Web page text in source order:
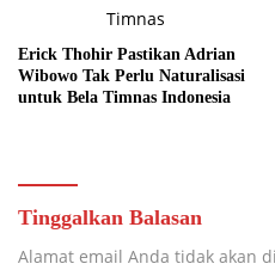
Erick Thohir Pastikan Adrian
Wibowo Tak Perlu Naturalisasi
untuk Bela Timnas Indonesia
Tinggalkan Balasan
Alamat email Anda tidak akan